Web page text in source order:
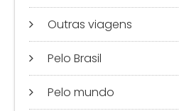
Outras viagens
Pelo Brasil
Pelo mundo